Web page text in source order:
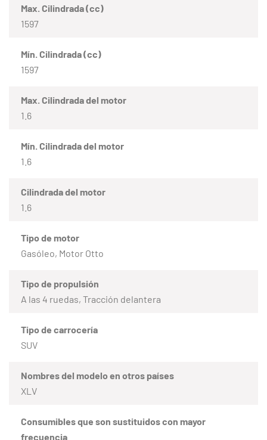
Max. Cilindrada (cc)
1597
Mín. Cilindrada (cc)
1597
Max. Cilindrada del motor
1.6
Mín. Cilindrada del motor
1.6
Cilindrada del motor
1.6
Tipo de motor
Gasóleo, Motor Otto
Tipo de propulsión
A las 4 ruedas, Tracción delantera
Tipo de carrocería
SUV
Nombres del modelo en otros países
XLV
Consumibles que son sustituidos con mayor
frecuencia